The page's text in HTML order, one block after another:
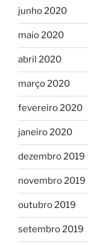
junho 2020
maio 2020
abril 2020
março 2020
fevereiro 2020
janeiro 2020
dezembro 2019
novembro 2019
outubro 2019
setembro 2019